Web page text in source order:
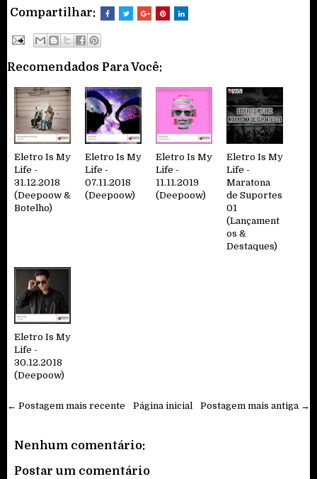
Compartilhar:
Recomendados Para Você:
Eletro Is My
Life -
31.12.2018
(Deepoow &
Botelho)
Eletro Is My
Life -
07.11.2018
(Deepoow)
Eletro Is My
Life -
11.11.2019
(Deepoow)
Eletro Is My
Life -
Maratona
de Suportes
01
(Lançament
os &
Destaques)
Eletro Is My
Life -
30.12.2018
(Deepoow)
← Postagem mais recente Postagem mais antiga →
Página inicial
Nenhum comentário:
Postar um comentário